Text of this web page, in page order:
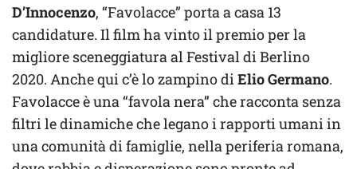
D’Innocenzo, “Favolacce” porta a casa 13
candidature. Il film ha vinto il premio per la
migliore sceneggiatura al Festival di Berlino
2020. Anche qui c’è lo zampino diElio Germano.
Favolacce è una “favola nera” che racconta senza
filtri le dinamiche che legano i rapporti umani in
una comunità di famiglie, nella periferia romana,